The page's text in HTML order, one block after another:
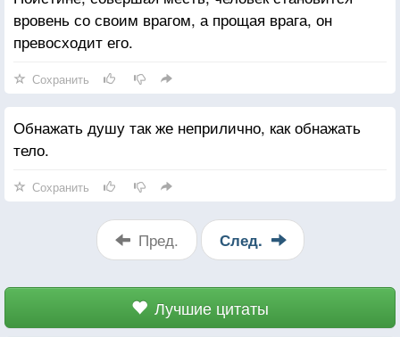
вровень со своим врагом, а прощая врага, он
превосходит его.
Сохранить
Обнажать душу так же неприлично, как обнажать
тело.
Сохранить
Пред. След.
Лучшие цитаты